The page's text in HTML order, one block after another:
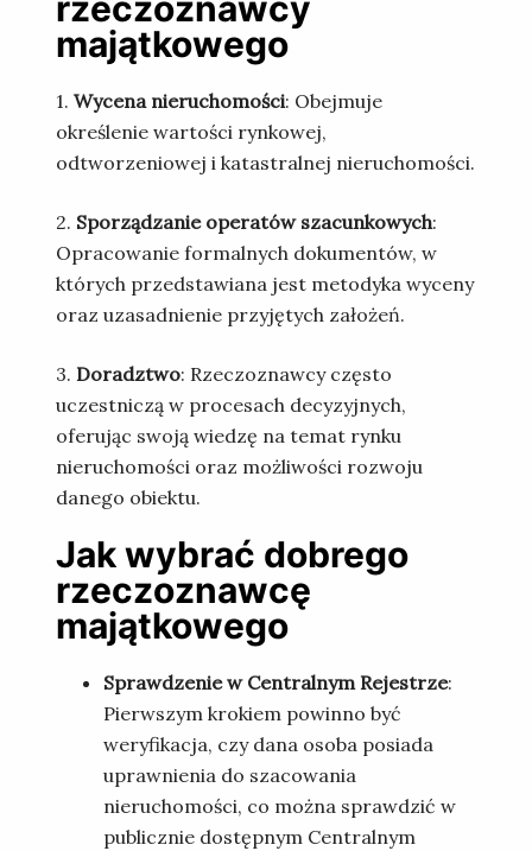
rzeczoznawcy
majątkowego
1. Wycena nieruchomości: Obejmuje
określenie wartości rynkowej,
odtworzeniowej i katastralnej nieruchomości.
2. Sporządzanie operatów szacunkowych:
Opracowanie formalnych dokumentów, w
których przedstawiana jest metodyka wyceny
oraz uzasadnienie przyjętych założeń.
3. Doradztwo: Rzeczoznawcy często
uczestniczą w procesach decyzyjnych,
oferując swoją wiedzę na temat rynku
nieruchomości oraz możliwości rozwoju
danego obiektu.
Jak wybrać dobrego
rzeczoznawcę
majątkowego
Sprawdzenie w Centralnym Rejestrze:
Pierwszym krokiem powinno być
weryfikacja, czy dana osoba posiada
uprawnienia do szacowania
nieruchomości, co można sprawdzić w
publicznie dostępnym Centralnym